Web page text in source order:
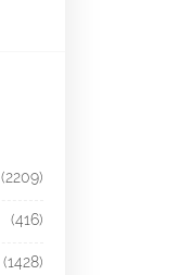
(2209)
(416)
(1428)